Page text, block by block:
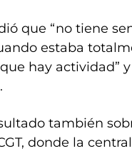
que “no tiene
estaba
hay actividad”
también
donde la